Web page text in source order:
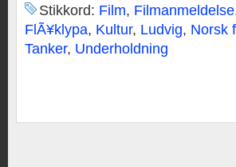
Stikkord: Film, Filmanmeldelse
FlÃ¥klypa, Kultur, Ludvig, Norsk
Tanker, Underholdning